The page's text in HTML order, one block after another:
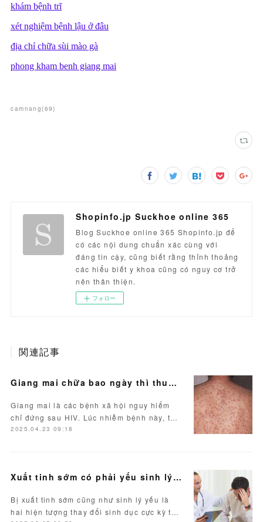
camnang(69)
Shopinfo.jp Suckhoe online 365
Blog Suckhoe online 365 Shopinfo.jp để
có các nội dung chuẩn xác cùng với
đáng tin cậy, cũng biết rằng thỉnh thoảng
các hiểu biết y khoa cũng có nguy cơ trở
nên thân thiện.
フォロー
関連記事
Giang mai chữa bao ngày thì thuyên giảm? Chuyên gia giải đáp
Giang mai là các bệnh xã hội nguy hiểm
chỉ đứng sau HIV. Lúc nhiễm bệnh này, t…
2025.04.23 09:18
Xuất tinh sớm có phải yếu sinh lý không?
Bị xuất tinh sớm cũng như sinh lý yếu là
hai hiện tượng thay đổi sinh dục cực kỳ t…